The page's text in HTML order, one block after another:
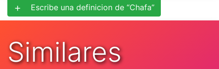
Escribe una definicion de “Chafa”
Similares